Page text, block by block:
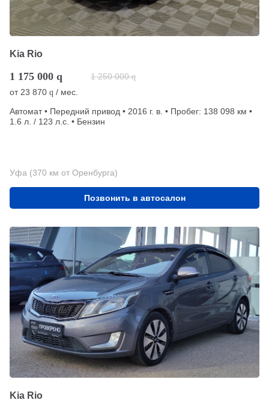
Kia Rio
1 175 000 q 1 250 000 q
от23 870 q / мес.
Автомат • Передний привод • 2016 г. в. • Пробег: 138 098 км •
1.6 л. / 123 л.с. • Бензин
Уфа (370 км от Оренбурга)
Позвонить в автосалон
Kia Rio